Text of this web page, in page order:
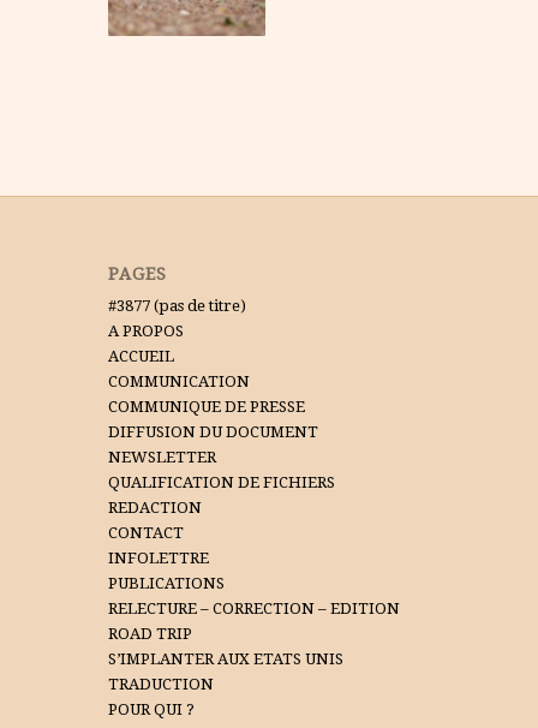
PAGES
#3877 (pas de titre)
A PROPOS
ACCUEIL
COMMUNICATION
COMMUNIQUE DE PRESSE
DIFFUSION DU DOCUMENT
NEWSLETTER
QUALIFICATION DE FICHIERS
REDACTION
CONTACT
INFOLETTRE
PUBLICATIONS
RELECTURE – CORRECTION – EDITION
ROAD TRIP
S’IMPLANTER AUX ETATS UNIS
TRADUCTION
POUR QUI ?